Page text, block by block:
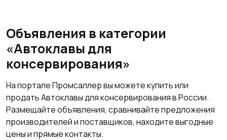
Объявления в категории
«Автоклавы для
консервирования»
На портале Промсаллер вы можете купить или
продать Автоклавы для консервирования в России.
Размещайте объявления, сравнивайте предложения
производителей и поставщиков, находите выгодные
цены и прямые контакты.